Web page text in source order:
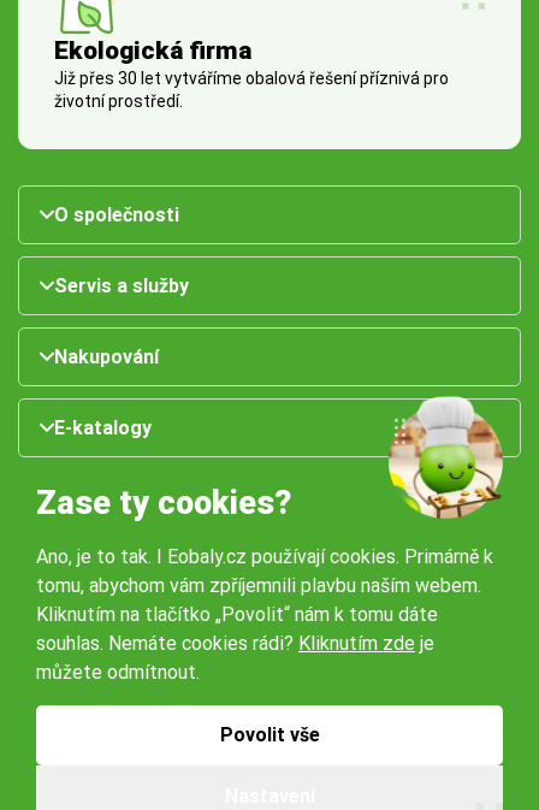
Ekologická firma
Již přes 30 let vytváříme obalová řešení příznivá pro
životní prostředí.
O společnosti
Servis a služby
Nakupování
E-katalogy
Naše pobočky:
Obchodní podmínky
Zase ty cookies?
Ano, je to tak. I Eobaly.cz používají cookies. Primárně k
tomu, abychom vám zpříjemnili plavbu naším webem.
Kliknutím na tlačítko „Povolit“ nám k tomu dáte
souhlas. Nemáte cookies rádi? Kliknutím zde je
můžete odmítnout.
Povolit vše